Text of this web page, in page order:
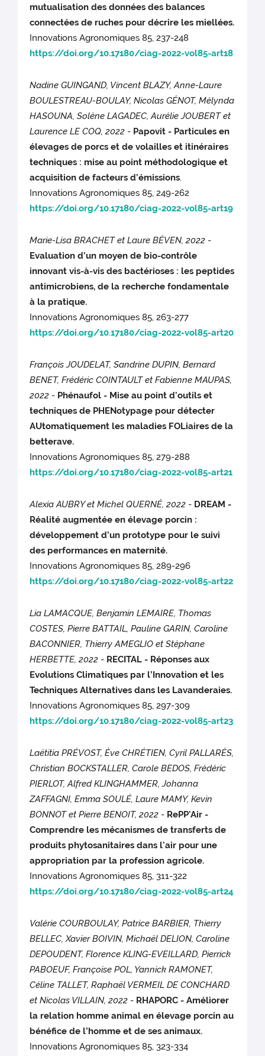
mutualisation des données des balances
connectées de ruches pour décrire les miellées.
Innovations Agronomiques 85, 237-248
https://doi.org/10.17180/ciag-2022-vol85-art18
Nadine GUINGAND, Vincent BLAZY, Anne-Laure
BOULESTREAU-BOULAY, Nicolas GÉNOT, Mélynda
HASOUNA, Solène LAGADEC, Aurélie JOUBERT et
Laurence LE COQ, 2022 - Papovit - Particules en
élevages de porcs et de volailles et itinéraires
techniques : mise au point méthodologique et
acquisition de facteurs d’émissions.
Innovations Agronomiques 85, 249-262
https://doi.org/10.17180/ciag-2022-vol85-art19
Marie-Lisa BRACHET et Laure BÉVEN, 2022 -
Evaluation d’un moyen de bio-contrôle
innovant vis-à-vis des bactérioses : les peptides
antimicrobiens, de la recherche fondamentale
à la pratique.
Innovations Agronomiques 85, 263-277
https://doi.org/10.17180/ciag-2022-vol85-art20
François JOUDELAT, Sandrine DUPIN, Bernard
BENET, Frédéric COINTAULT et Fabienne MAUPAS,
2022 - Phénaufol - Mise au point d'outils et
techniques de PHENotypage pour détecter
AUtomatiquement les maladies FOLiaires de la
betterave.
Innovations Agronomiques 85, 279-288
https://doi.org/10.17180/ciag-2022-vol85-art21
Alexia AUBRY et Michel QUERNÉ, 2022 - DREAM -
Réalité augmentée en élevage porcin :
développement d’un prototype pour le suivi
des performances en maternité.
Innovations Agronomiques 85, 289-296
https://doi.org/10.17180/ciag-2022-vol85-art22
Lia LAMACQUE, Benjamin LEMAIRE, Thomas
COSTES, Pierre BATTAIL, Pauline GARIN, Caroline
BACONNIER, Thierry AMEGLIO et Stéphane
HERBETTE, 2022 - RECITAL - Réponses aux
Evolutions Climatiques par l’Innovation et les
Techniques Alternatives dans les Lavanderaies.
Innovations Agronomiques 85, 297-309
https://doi.org/10.17180/ciag-2022-vol85-art23
Laëtitia PRÉVOST, Ève CHRÉTIEN, Cyril PALLARÈS,
Christian BOCKSTALLER, Carole BEDOS, Frédéric
PIERLOT, Alfred KLINGHAMMER, Johanna
ZAFFAGNI, Emma SOULÉ, Laure MAMY, Kevin
BONNOT et Pierre BENOIT, 2022 - RePP'Air -
Comprendre les mécanismes de transferts de
produits phytosanitaires dans l'air pour une
appropriation par la profession agricole.
Innovations Agronomiques 85, 311-322
https://doi.org/10.17180/ciag-2022-vol85-art24
Valérie COURBOULAY, Patrice BARBIER, Thierry
BELLEC, Xavier BOIVIN, Michaël DELION, Caroline
DEPOUDENT, Florence KLING-EVEILLARD, Pierrick
PABOEUF, Françoise POL, Yannick RAMONET,
Céline TALLET, Raphaël VERMEIL DE CONCHARD
et Nicolas VILLAIN, 2022 - RHAPORC - Améliorer
la relation homme animal en élevage porcin au
bénéfice de l’homme et de ses animaux.
Innovations Agronomiques 85, 323-334